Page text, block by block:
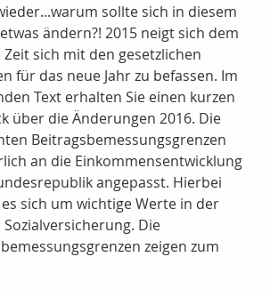
sollte sich in diesem
ändern?! 2015 neigt sich dem
Zeit sich mit den gesetzlichen
für das neue Jahr zu befassen. Im
Text erhalten Sie einen kurzen
über die Änderungen 2016. Die
Beitragsbemessungsgrenzen
an die Einkommensentwicklung
angepasst. Hierbei
sich um wichtige Werte in der
Sozialversicherung. Die
zeigen zum